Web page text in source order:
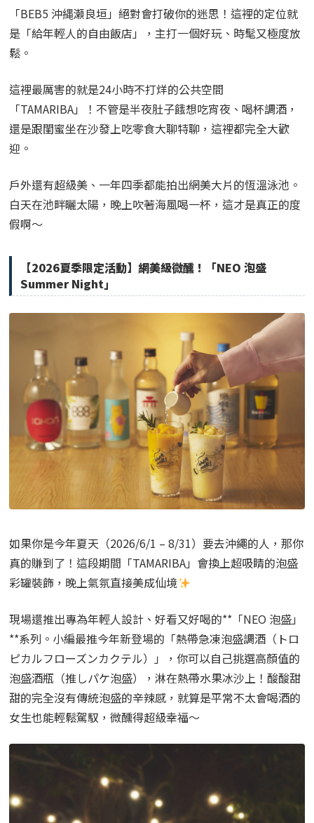
「BEB5 沖縄瀬良垣」絕對會打破你的迷思！這裡的定位就
是「給年輕人的自由飯店」，主打一個好玩、時髦又極度放
鬆。
這裡最厲害的就是24小時不打烊的公共空間
「TAMARIBA」！不管是半夜肚子餓想吃宵夜、喝杯調酒，
還是跟閨蜜坐在沙發上吃零食大聊特聊，這裡都完全大歡
迎。
戶外還有超級美、一年四季都能拍出網美大片的恆溫泳池。
白天在池畔曬太陽，晚上吹著海風喝一杯，這才是真正的度
假啊～
【2026夏季限定活動】網美級微醺！「NEO 泡盛
Summer Night」
如果你是今年夏天（2026/6/1 – 8/31）要去沖繩的人，那你
真的賺到了！這段期間「TAMARIBA」會換上超吸睛的泡盛
彩罐裝飾，晚上氣氛直接美成仙境
現場還推出專為年輕人設計、好看又好喝的**「NEO 泡盛」
**系列。小編最推今年新登場的「熱帶急凍泡盛調酒（トロ
ピカルフローズンカクテル）」，你可以自己挑選高顏值的
泡盛酒瓶（推しパケ泡盛），淋在熱帶水果冰沙上！酸酸甜
甜的完全沒有傳統泡盛的辛辣感，就算是平常不太會喝酒的
女生也能輕鬆駕馭，微醺得超級幸福～